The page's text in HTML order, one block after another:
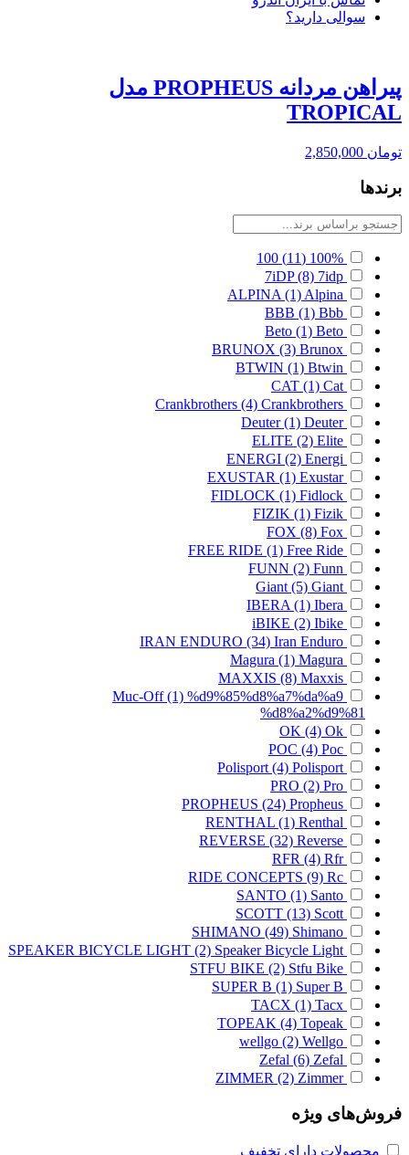
سوالی دارید؟
پیراهن مردانه PROPHEUS مدل
TROPICAL
تومان
برندها
100%
(11)
100
7iDP (8) 7idp
ALPINA (1) Alpina
BBB (1) Bbb
Beto (1) Beto
BRUNOX (3) Brunox
BTWIN (1) Btwin
CAT (1) Cat
Crankbrothers (4) Crankbrothers
Deuter (1) Deuter
ELITE (2) Elite
ENERGI (2) Energi
EXUSTAR (1) Exustar
FIDLOCK (1) Fidlock
FIZIK (1) Fizik
FOX (8) Fox
FREE RIDE (1) Free Ride
FUNN (2) Funn
Giant (5) Giant
IBERA (1) Ibera
iBIKE (2) Ibike
IRAN ENDURO (34) Iran Enduro
Magura (1) Magura
MAXXIS (8) Maxxis
Muc-Off (1) %d9%85%d8%a7%da%a9
%d8%a2%d9%81
OK (4) Ok
POC (4) Poc
Polisport (4) Polisport
PRO (2) Pro
PROPHEUS (24) Propheus
RENTHAL (1) Renthal
REVERSE (32) Reverse
RFR (4) Rfr
RIDE CONCEPTS (9) Rc
SANTO (1) Santo
SCOTT (13) Scott
SHIMANO (49) Shimano
SPEAKER BICYCLE LIGHT (2) Speaker Bicycle Light
STFU BIKE (2) Stfu Bike
SUPER B (1) Super B
TACX (1) Tacx
TOPEAK (4) Topeak
wellgo (2) Wellgo
Zefal (6) Zefal
ZIMMER (2) Zimmer
فروش‌های ویژه
محصولات دارای تخفیف